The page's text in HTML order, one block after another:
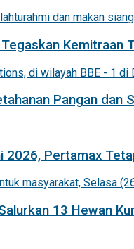
Kemitraan
Pangan dan
2026, Pertamax
13 Hewan